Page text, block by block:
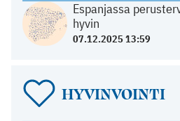
Espanjassa
hyvin
07.12.2025 13:59
HYVINVOINTI